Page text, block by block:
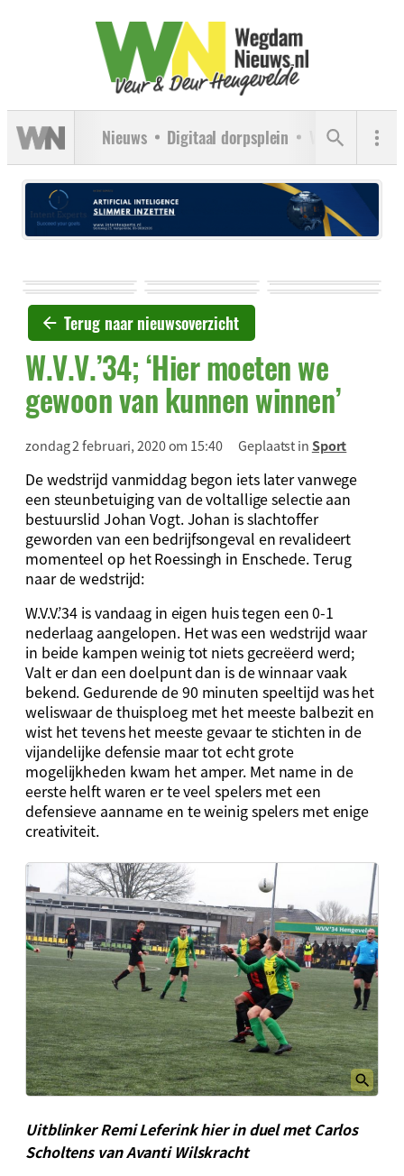
Nieuws Digitaal dorpsplein Verenigingen
Terug naar nieuwsoverzicht
W.V.V.’34; ‘Hier moeten we
gewoon van kunnen winnen’
zondag 2 februari, 2020 om 15:40 Geplaatst inSport
De wedstrijd vanmiddag begon iets later vanwege
een steunbetuiging van de voltallige selectie aan
bestuurslid Johan Vogt. Johan is slachtoffer
geworden van een bedrijfsongeval en revalideert
momenteel op het Roessingh in Enschede. Terug
naar de wedstrijd:
W.V.V.’34 is vandaag in eigen huis tegen een 0-1
nederlaag aangelopen. Het was een wedstrijd waar
in beide kampen weinig tot niets gecreëerd werd;
Valt er dan een doelpunt dan is de winnaar vaak
bekend. Gedurende de 90 minuten speeltijd was het
weliswaar de thuisploeg met het meeste balbezit en
wist het tevens het meeste gevaar te stichten in de
vijandelijke defensie maar tot echt grote
mogelijkheden kwam het amper. Met name in de
eerste helft waren er te veel spelers met een
defensieve aanname en te weinig spelers met enige
creativiteit.
Uitblinker Remi Leferink hier in duel met Carlos
Scholtens van Avanti Wilskracht